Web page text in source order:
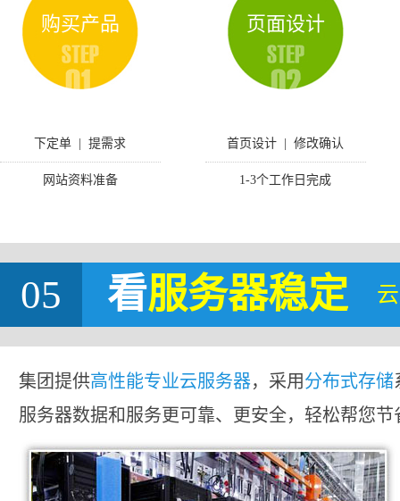
购买产品
下定单 | 提需求
网站资料准备
页面设计
首页设计 | 修改确认
1-3个工作日完成
05 看服务器稳定
集团提供高性能专业云服务器，采用分布式存储
服务器数据和服务更可靠、更安全，轻松帮您节